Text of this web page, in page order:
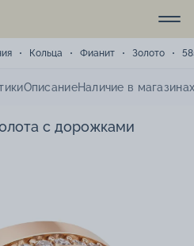
Кольца Фианит Золото
ОписаниеНаличие в
с дорожками